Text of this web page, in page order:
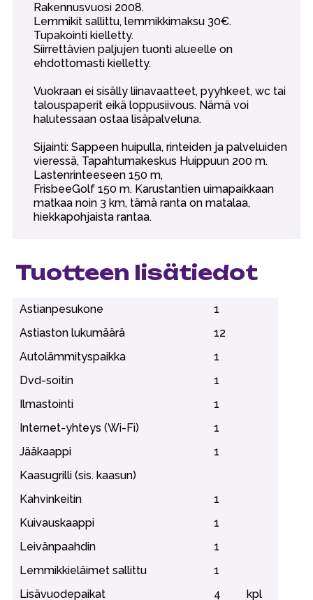
Rakennusvuosi 2008.
Lemmikit sallittu, lemmikkimaksu 30€.
Tupakointi kielletty.
Siirrettävien paljujen tuonti alueelle on
ehdottomasti kielletty.
Vuokraan ei sisälly liinavaatteet, pyyhkeet, wc tai
talouspaperit eikä loppusiivous. Nämä voi
halutessaan ostaa lisäpalveluna.
Sijainti: Sappeen huipulla, rinteiden ja palveluiden
vieressä, Tapahtumakeskus Huippuun 200 m.
Lastenrinteeseen 150 m,
FrisbeeGolf 150 m. Karustantien uimapaikkaan
matkaa noin 3 km, tämä ranta on matalaa,
hiekkapohjaista rantaa.
Tuotteen lisätiedot
Astianpesukone
1
Astiaston lukumäärä
12
Autolämmityspaikka
1
Dvd-soitin
1
Ilmastointi
1
Internet-yhteys (Wi-Fi)
1
Jääkaappi
1
Kaasugrilli (sis. kaasun)
Kahvinkeitin
1
Kuivauskaappi
1
Leivänpaahdin
1
Lemmikkieläimet sallittu
1
Lisävuodepaikat
4 kpl